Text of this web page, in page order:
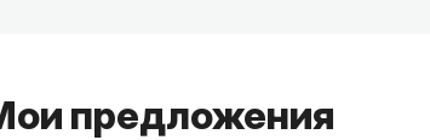
предложения